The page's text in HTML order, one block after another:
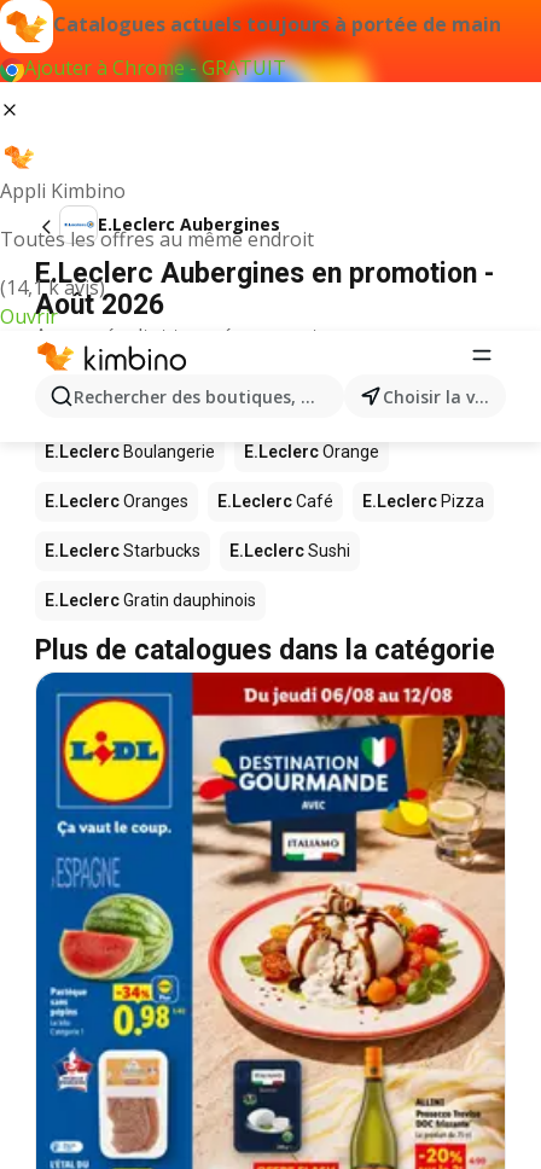
Catalogues actuels toujours à portée de main
Ajouter à Chrome - GRATUIT
Appli Kimbino
Toutes les offres au même endroit
(14,1 k avis)
Ouvrir
Rechercher des boutiques, des catégories, des Choisir la ville
E.Leclerc Aubergines
E.Leclerc Aubergines en promotion -
Août 2026
Aucun résultat trouvé pour ce terme.
D’autres produits dans les magasins
E.Leclerc
E.Leclerc Boulangerie E.LeclercOrange
E.LeclercOranges E.LeclercCafé E.Leclerc Pizza
E.LeclercStarbucks E.LeclercSushi
E.LeclercGratin dauphinois
Plus de catalogues dans la catégorie